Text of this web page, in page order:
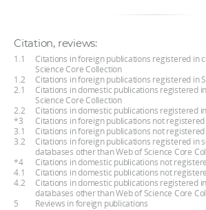
Citation, reviews:
1.1
Citations in foreign publications registered in
Science Core Collection
1.2
Citations in foreign publications registered in
2.1
Citations in domestic publications registered
Science Core Collection
2.2
Citations in domestic publications registered
*3
Citations in foreign publications not
3.1
Citations in foreign publications not
3.2
Citations in foreign publications registered in
databases other than Web of Science Core
*4
Citations in domestic publications not
4.1
Citations in domestic publications not
4.2
Citations in domestic publications registered
databases other than Web of Science Core
5
Reviews in foreign publications